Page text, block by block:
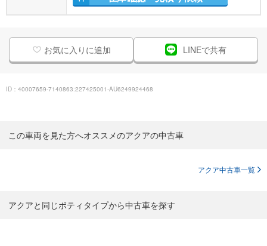
お気に入りに追加 LINEで共有
ID：40007659-7140863:227425001-AU6249924468
この車両を見た方へオススメのアクアの中古車
アクア中古車一覧
アクアと同じボティタイプから中古車を探す